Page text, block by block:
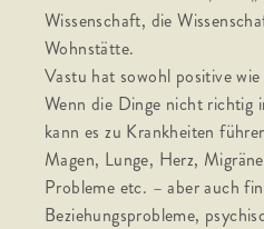
Wissenschaft, die
Wohnstätte.
Vastu hat sowohl positive
Wenn die Dinge nicht richtig
kann es zu Krankheiten
Magen, Lunge, Herz,
Probleme etc. – aber auch
Beziehungsprobleme,